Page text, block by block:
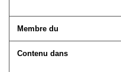
Membre du
Contenu dans